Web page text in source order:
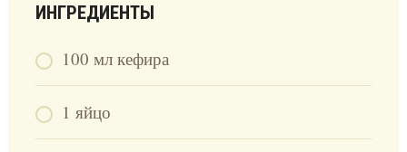
ИНГРЕДИЕНТЫ
100 мл кефира
1 яйцо